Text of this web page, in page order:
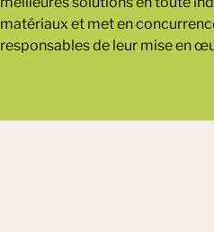
matériaux et met en
responsables de leur mise en